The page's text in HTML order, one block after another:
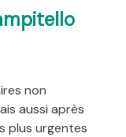
non
aussi après
plus urgentes